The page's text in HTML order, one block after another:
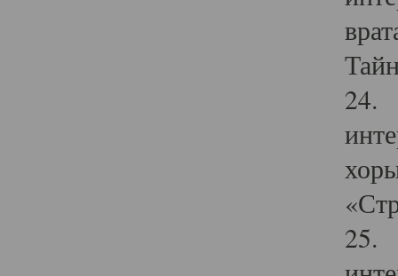
24.
25.